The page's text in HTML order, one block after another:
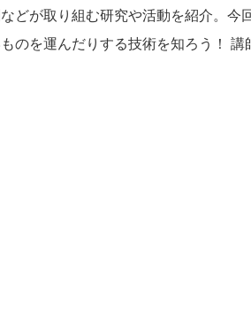
どが取り組む研究や活動を紹介。
を運んだりする技術を知ろう！ 講